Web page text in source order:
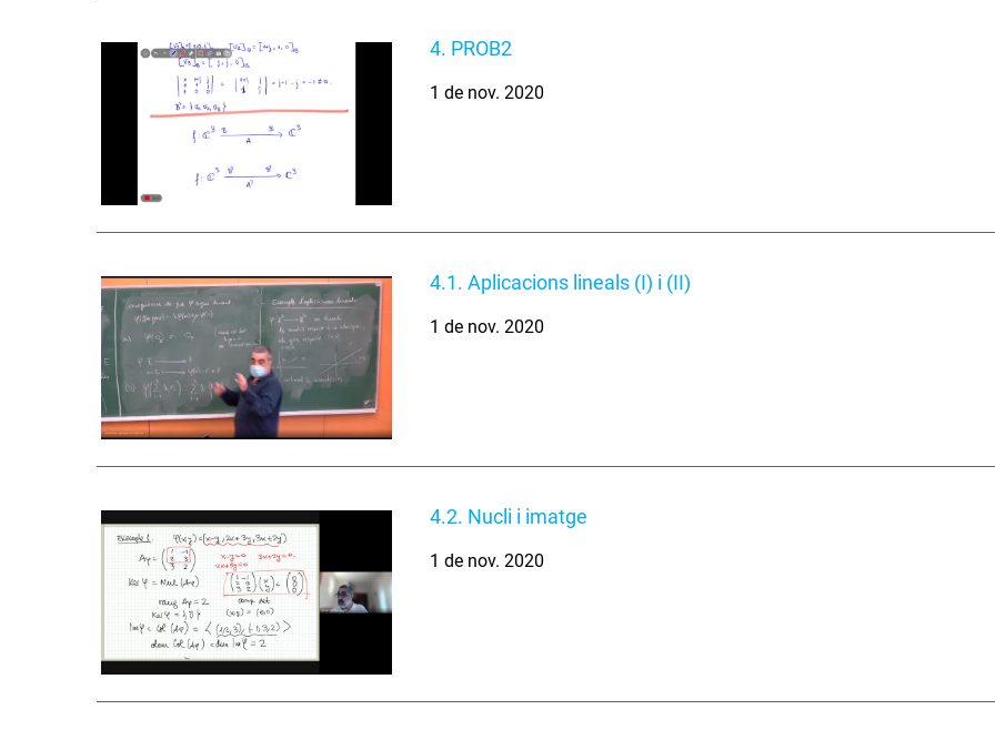
4. PROB2
1 de nov. 2020
4.1. Aplicacions lineals (I) i (II)
1 de nov. 2020
4.2. Nucli i imatge
1 de nov. 2020